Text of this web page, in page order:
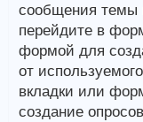
сообщения темы
перейдите в
формой для
от
вкладки или
создание